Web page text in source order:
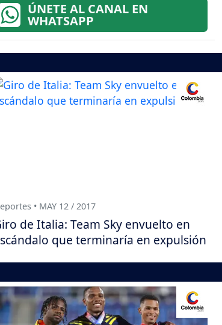
ÚNETE AL CANAL EN
WHATSAPP
• MAY 12 / 2017
de Italia: Team Sky envuelto en
que terminaría en expulsión